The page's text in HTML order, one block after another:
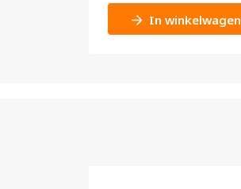
In winkelwagen